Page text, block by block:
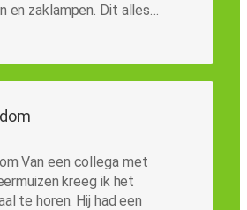
en zaklampen. Dit alles…
Van een collega met
kreeg ik het
te horen. Hij had een